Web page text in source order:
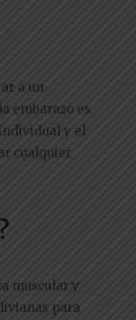
a un
embarazo es
y el
cualquier
muscular y
para